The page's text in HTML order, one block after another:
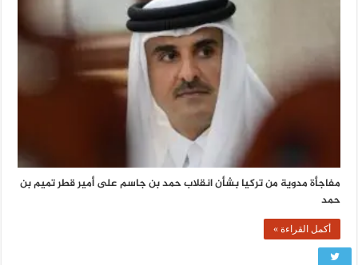
مفاجأة مدوية من تركيا بشأن انقلاب حمد بن جاسم على أمير قطر تميم بن
حمد
أكمل القراءة »